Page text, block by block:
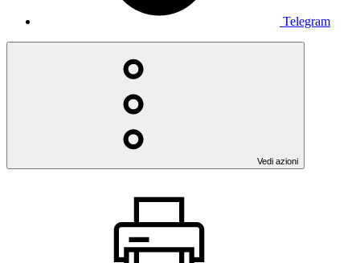
Telegram
Vedi azioni